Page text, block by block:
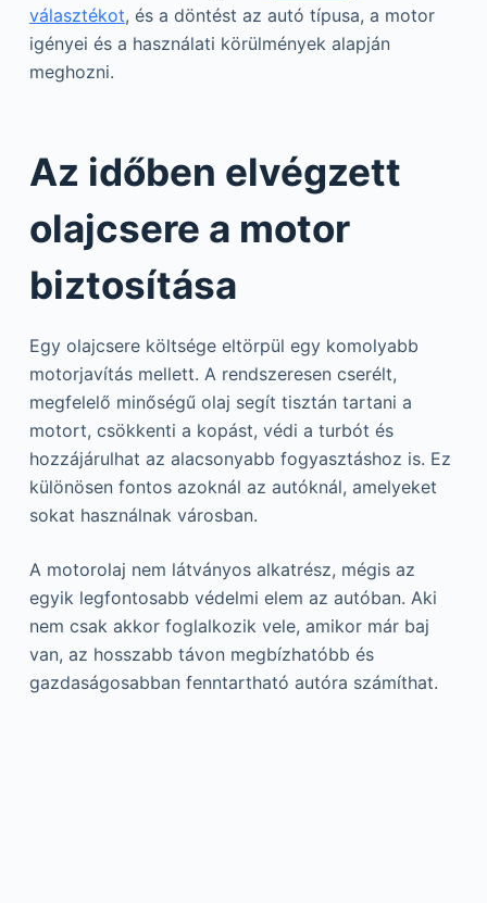
választékot, és a döntést az autó típusa, a motor
igényei és a használati körülmények alapján
meghozni.
Az időben elvégzett
olajcsere a motor
biztosítása
Egy olajcsere költsége eltörpül egy komolyabb
motorjavítás mellett. A rendszeresen cserélt,
megfelelő minőségű olaj segít tisztán tartani a
motort, csökkenti a kopást, védi a turbót és
hozzájárulhat az alacsonyabb fogyasztáshoz is. Ez
különösen fontos azoknál az autóknál, amelyeket
sokat használnak városban.
A motorolaj nem látványos alkatrész, mégis az
egyik legfontosabb védelmi elem az autóban. Aki
nem csak akkor foglalkozik vele, amikor már baj
van, az hosszabb távon megbízhatóbb és
gazdaságosabban fenntartható autóra számíthat.